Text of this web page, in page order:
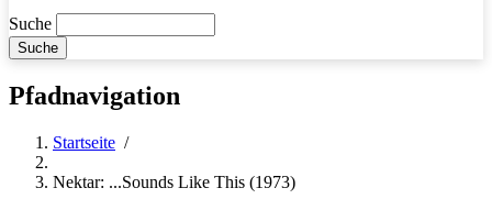
Suche
Pfadnavigation
Startseite /
Nektar: ...Sounds Like This (1973)